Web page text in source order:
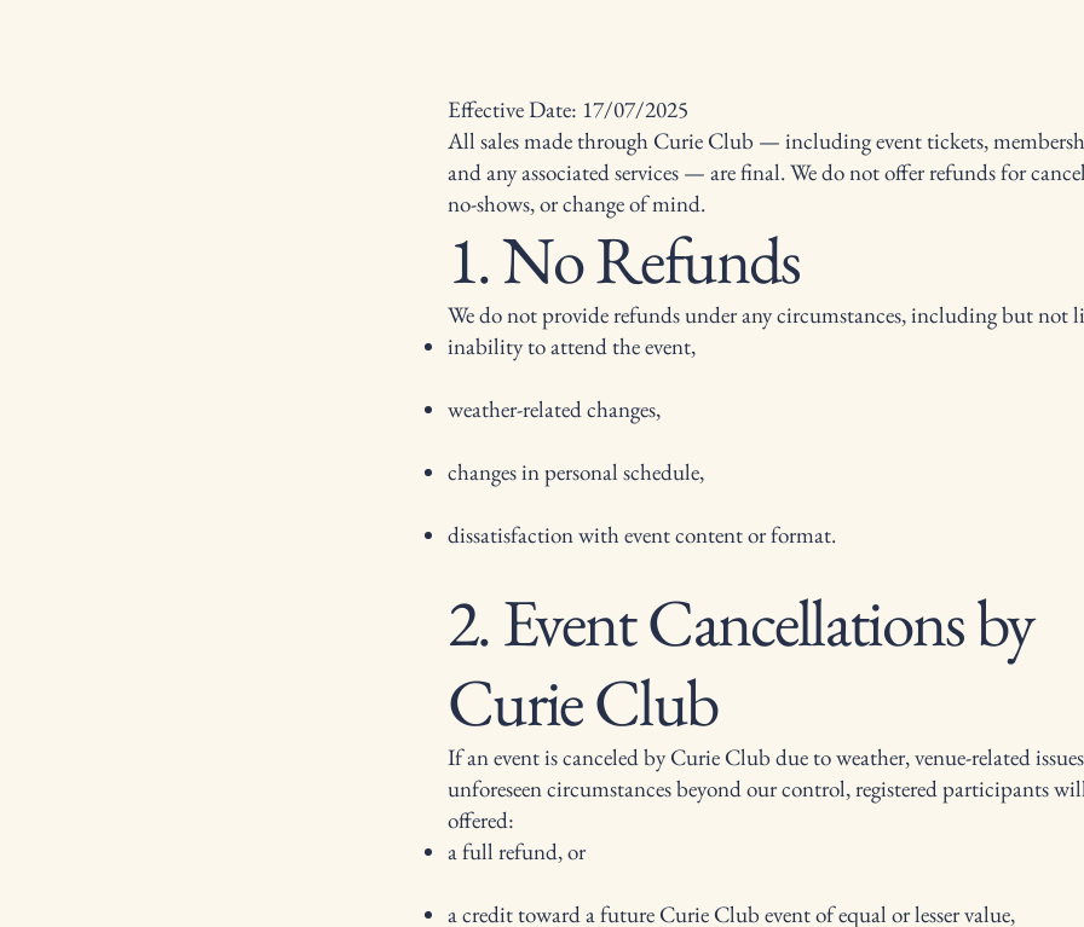
Effective Date: 17/07/2025
All sales made through Curie Club — including event tickets,
and any associated services — are final. We do not offer refunds for
no-shows, or change of mind.
1. No Refunds
We do not provide refunds under any circumstances, including but not
inability to attend the event,
weather-related changes,
changes in personal schedule,
dissatisfaction with event content or format.
2. Event Cancellations by
Curie Club
If an event is canceled by Curie Club due to weather, venue-related
unforeseen circumstances beyond our control, registered participants
offered:
a full refund, or
a credit toward a future Curie Club event of equal or lesser value,